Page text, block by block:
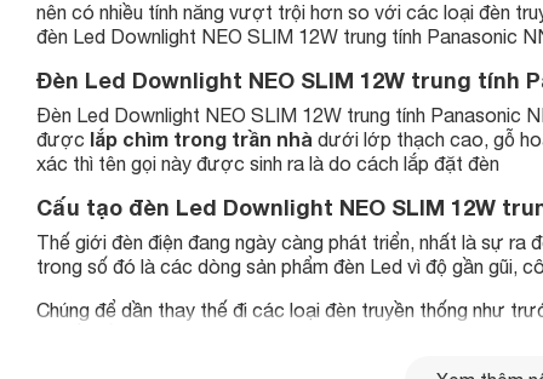
nên có nhiều tính năng vượt trội hơn so với các loại đèn
đèn Led Downlight NEO SLIM 12W trung tính Panasonic
Đèn Led Downlight NEO SLIM 12W trung tính
Đèn Led Downlight NEO SLIM 12W trung tính Panasonic
được lắp chìm trong trần nhà dưới lớp thạch cao, gỗ
xác thì tên gọi này được sinh ra là do cách lắp đặt đèn
Cấu tạo đèn Led Downlight NEO SLIM 12W
Thế giới đèn điện đang ngày càng phát triển, nhất là sự ra
trong số đó là các dòng sản phẩm đèn Led vì độ gần gũi,
Chúng để dần thay thế đi các loại đèn truyền thống như